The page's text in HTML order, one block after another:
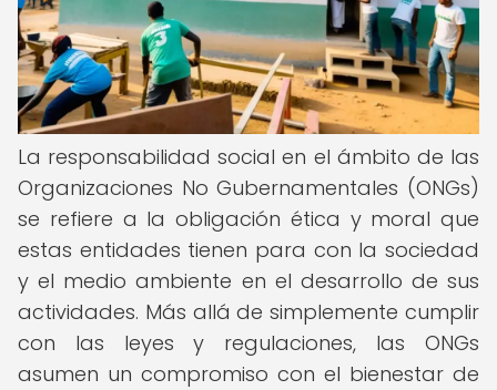
La responsabilidad social en el ámbito de las
Organizaciones No Gubernamentales (ONGs)
se refiere a la obligación ética y moral que
estas entidades tienen para con la sociedad
y el medio ambiente en el desarrollo de sus
actividades. Más allá de simplemente cumplir
con las leyes y regulaciones, las ONGs
asumen un compromiso con el bienestar de